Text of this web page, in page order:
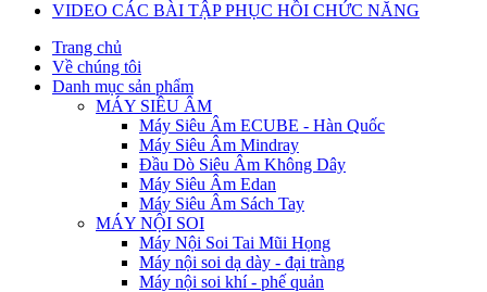
VIDEO CÁC BÀI TẬP PHỤC HỒI CHỨC NĂNG
Trang chủ
Về chúng tôi
Danh mục sản phẩm
MÁY SIÊU ÂM
Máy Siêu Âm ECUBE - Hàn Quốc
Máy Siêu Âm Mindray
Đầu Dò Siêu Âm Không Dây
Máy Siêu Âm Edan
Máy Siêu Âm Sách Tay
MÁY NỘI SOI
Máy Nội Soi Tai Mũi Họng
Máy nội soi dạ dày - đại tràng
Máy nội soi khí - phế quản